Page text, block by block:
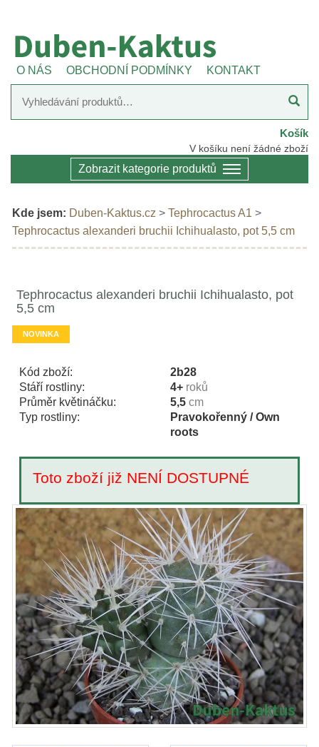
O NÁS OBCHODNÍ PODMÍNKY KONTAKT
Košík
V košíku není žádné zboží
Zobrazit kategorie produktů
Kde jsem: Duben-Kaktus.cz > Tephrocactus A1 >
Tephrocactus alexanderi bruchii Ichihualasto, pot 5,5 cm
Tephrocactus alexanderi bruchii Ichihualasto, pot
5,5 cm
NOVINKA
Kód zboží:
2b28
Stáří rostliny:
4+ roků
Průměr květináčku:
5,5 cm
Typ rostliny:
Pravokořenný / Own
roots
Toto zboží již NENÍ DOSTUPNÉ